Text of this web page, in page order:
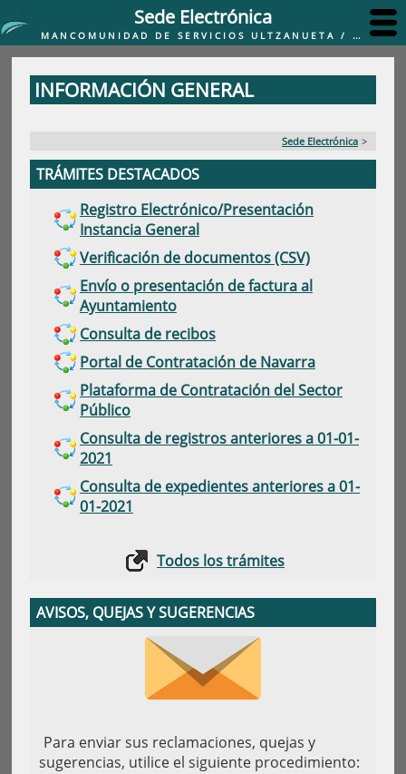
Sede Electrónica
MANCOMUNIDAD DE SERVICIOS ULTZANUETA / ULTZANUETA ZERBITZU MANKOMUNITATEA
INFORMACIÓN GENERAL
Sede Electrónica >
TRÁMITES DESTACADOS
Registro Electrónico/Presentación
Instancia General
Verificación de documentos (CSV)
Envío o presentación de factura al
Ayuntamiento
Consulta de recibos
Portal de Contratación de Navarra
Plataforma de Contratación del Sector
Público
Consulta de registros anteriores a 01-01-
2021
Consulta de expedientes anteriores a 01-
01-2021
Todos los trámites
AVISOS, QUEJAS Y SUGERENCIAS
Para enviar sus reclamaciones, quejas y
sugerencias, utilice el siguiente procedimiento: